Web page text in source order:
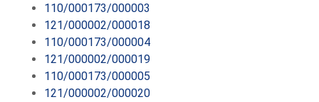
110/000173/000003
121/000002/000018
110/000173/000004
121/000002/000019
110/000173/000005
121/000002/000020